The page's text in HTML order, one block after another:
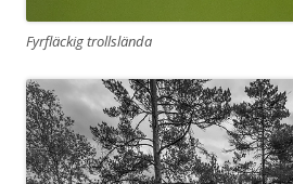
Fyrfläckig trollslända